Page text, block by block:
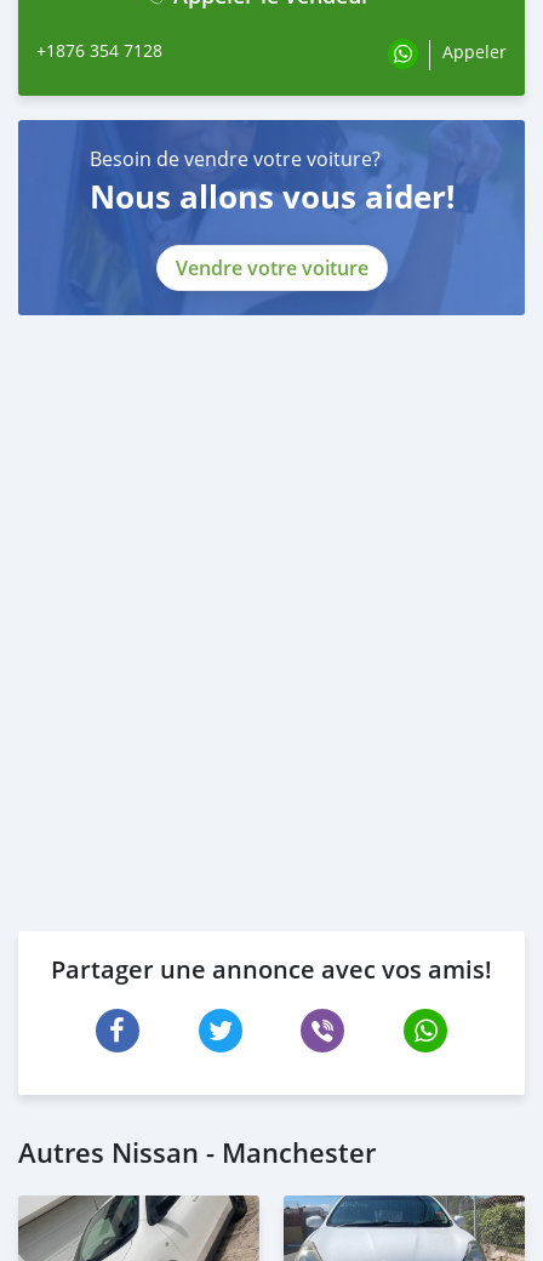
+1876 354 7128 Appeler
Besoin de vendre votre voiture?
Nous allons vous aider!
Vendre votre voiture
Partager une annonce avec vos amis!
Autres Nissan - Manchester